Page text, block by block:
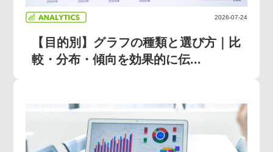
2026-07-24
【目的別】グラフの種類と選び方｜比
較・分布・傾向を効果的に伝...